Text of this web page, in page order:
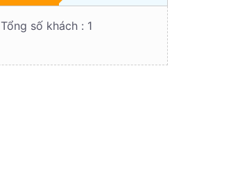
Tổng số khách : 1